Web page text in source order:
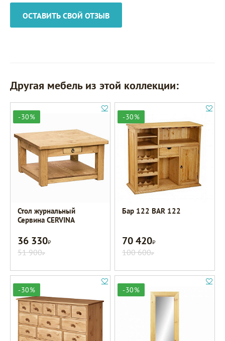
ОСТАВИТЬ СВОЙ ОТЗЫВ
Другая мебель из этой коллекции:
-30%
Стол журнальный
Сервина CERVINA
36 330Р
51 900Р
-30%
Бар 122 BAR 122
70 420Р
100 600Р
-30% -30%